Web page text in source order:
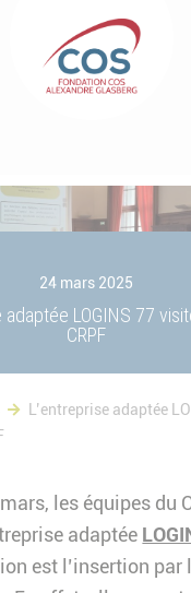
24 mars 2025
adaptée LOGINS 77
CRPF
L’entreprise adaptée
les équipes du
adaptée
est l’insertion par